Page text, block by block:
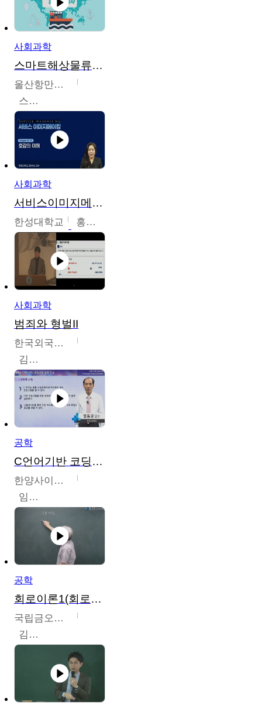
사회과학
스마트해상물류관리사 교육과정2
울산항만공사
스마트해상물류관리사 교육위원회
사회과학
서비스이미지메이킹
한성대학교 홍수남
사회과학
범죄와 형벌II
한국외국어대학교
김현수
공학
C언어기반 코딩교육
한양사이버대학교
임동균
공학
회로이론1(회로이론1, 회로이론2, 전자회로1)
국립금오공과대학교
김명식